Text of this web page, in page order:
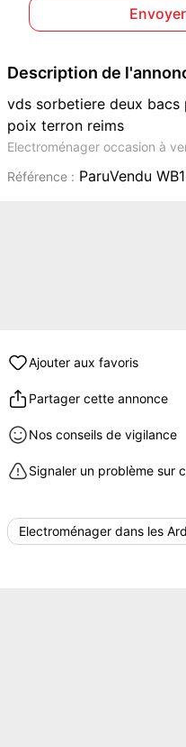
Description de
vds sorbetiere deux
poix terron reims
Electroménager occasion à
Référence : ParuVendu
Ajouter aux favoris
Partager cette annonce
Nos conseils de vigilance
Signaler un problème sur
Electroménager dans les